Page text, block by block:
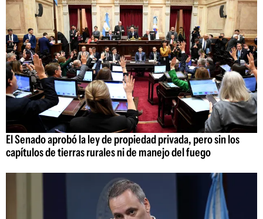
El Senado aprobó la ley de propiedad privada, pero sin los
capítulos de tierras rurales ni de manejo del fuego